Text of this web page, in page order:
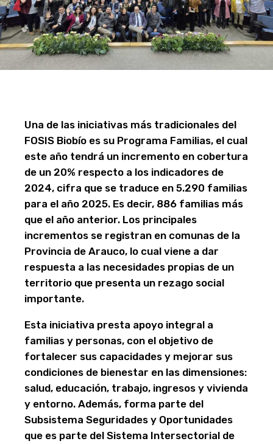
Una de las iniciativas más tradicionales del
FOSIS Biobío es su Programa Familias, el cual
este año tendrá un incremento en cobertura
de un 20% respecto a los indicadores de
2024, cifra que se traduce en 5.290 familias
para el año 2025. Es decir, 886 familias más
que el año anterior. Los principales
incrementos se registran en comunas de la
Provincia de Arauco, lo cual viene a dar
respuesta a las necesidades propias de un
territorio que presenta un rezago social
importante.
Esta iniciativa presta apoyo integral a
familias y personas, con el objetivo de
fortalecer sus capacidades y mejorar sus
condiciones de bienestar en las dimensiones:
salud, educación, trabajo, ingresos y vivienda
y entorno. Además, forma parte del
Subsistema Seguridades y Oportunidades
que es parte del Sistema Intersectorial de